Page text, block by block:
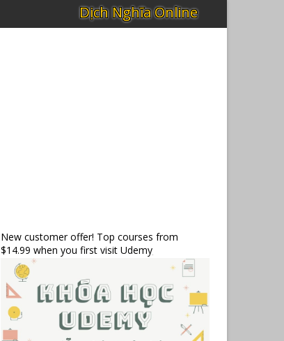
New customer offer! Top courses from
$14.99 when you first visit Udemy